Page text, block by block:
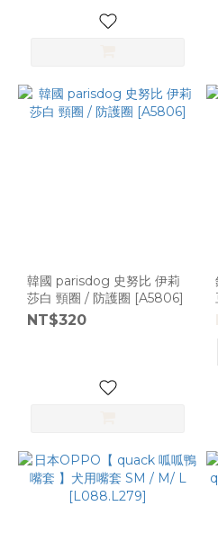
韓國 parisdog 史努比 伊莉
莎白 頸圈 / 防護圈 [A5806]
NT$320